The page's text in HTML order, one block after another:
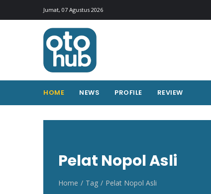
Jumat, 07 Agustus 2026
HOME NEWS PROFILE REVIEW
Otohub.co
Portal berita otomotif Indonesia terkini
Pelat Nopol Asli
Home Tag
Pelat Nopol Asli